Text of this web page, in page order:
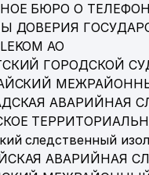
PEOPLE ООО
LINE ООО
ООО
ООО
RETAIL ООО
БЮРО О
ДОВЕРИЯ
АО
ГОРОДСКОЙ
АВАРИЙНАЯ
следственный
АВАРИЙНАЯ